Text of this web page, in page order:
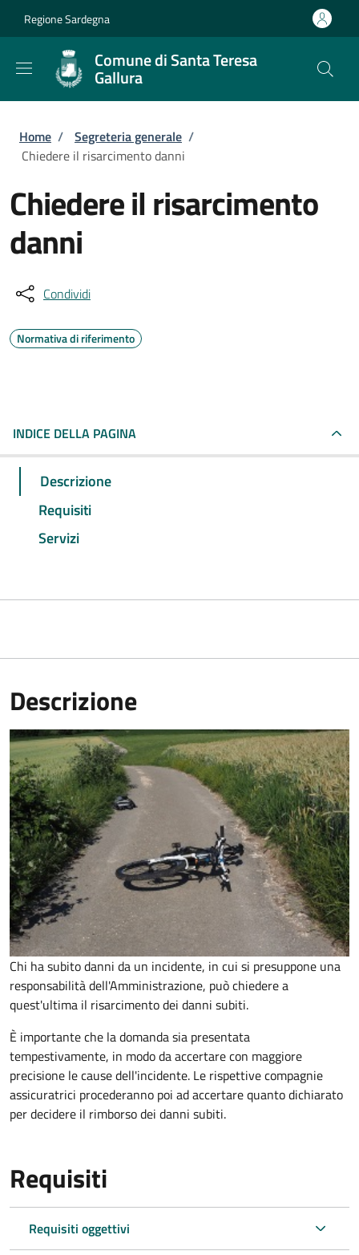
Regione Sardegna
Comune di Santa Teresa
Gallura
Briciole di pane
Home / Segreteria generale /
Chiedere il risarcimento danni
Chiedere il risarcimento
danni
Condividi
Normativa di riferimento
INDICE DELLA PAGINA
Descrizione
Requisiti
Servizi
Descrizione
Chi ha subito danni da un incidente, in cui si presuppone una
responsabilità dell'Amministrazione, può chiedere a
quest'ultima il risarcimento dei danni subiti.
È importante che la domanda sia presentata
tempestivamente, in modo da accertare con maggiore
precisione le cause dell'incidente. Le rispettive compagnie
assicuratrici procederanno poi ad accertare quanto dichiarato
per decidere il rimborso dei danni subiti.
Requisiti
Requisiti oggettivi